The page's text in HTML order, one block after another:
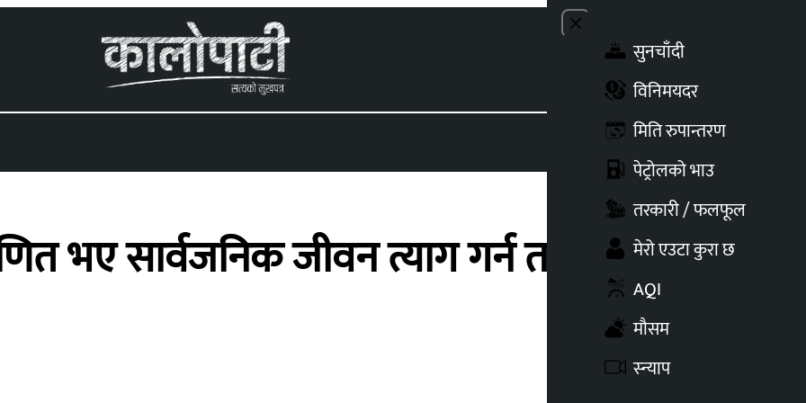
Close menu
सुनचाँदी
विनिमयदर
मिति रुपान्तरण
पेट्रोलको भाउ
तरकारी / फलफूल
मेरो एउटा कुरा छ
AQI
मौसम
स्न्याप
भए सार्वजनिक जीवन त्याग गर्न तयार